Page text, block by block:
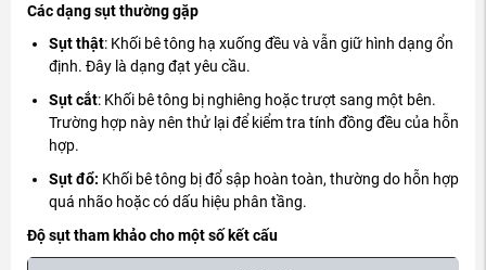
Các dạng sụt thường gặp
Sụt thật: Khối bê tông hạ xuống đều và vẫn giữ hình dạng ổn
định. Đây là dạng đạt yêu cầu.
Sụt cắt: Khối bê tông bị nghiêng hoặc trượt sang một bên.
Trường hợp này nên thử lại để kiểm tra tính đồng đều của hỗn
hợp.
Sụt đổ: Khối bê tông bị đổ sập hoàn toàn, thường do hỗn hợp
quá nhão hoặc có dấu hiệu phân tầng.
Độ sụt tham khảo cho một số kết cấu